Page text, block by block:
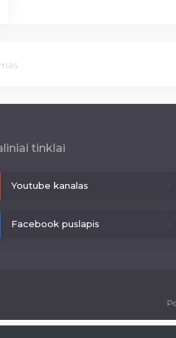
tinklai
Youtube kanalas
Facebook puslapis